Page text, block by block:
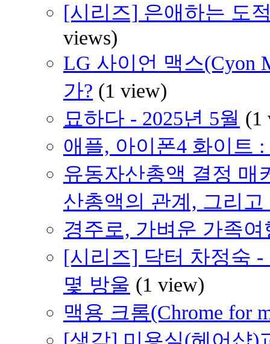
[시리즈] 은애하는 도
views)
LG 사이언 맥스(Cyon
가? (1 view)
묘하다 - 2025년 5월 (1
애플, 아이폰4 화이트
유동자산총액 결정 매
산총액의 관계, 그리
경주로, 가벼운 가족여
[시리즈] 닥터 차정숙
몇 방울 (1 view)
맥용 크롬(Chrome for